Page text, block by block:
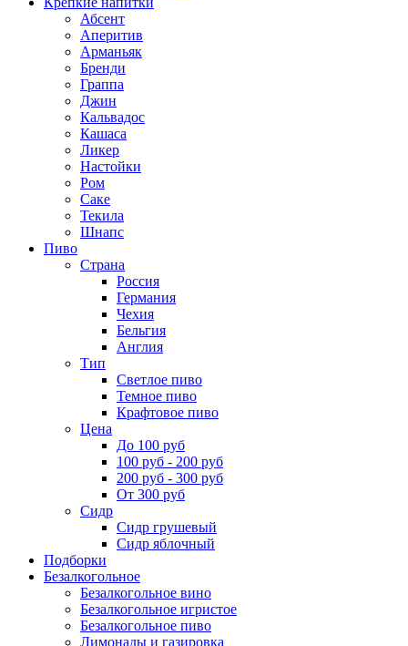
Абсент
Аперитив
Арманьяк
Бренди
Граппа
Джин
Кальвадос
Кашаса
Ликер
Настойки
Ром
Саке
Текила
Шнапс
Пиво
Страна
Россия
Германия
Чехия
Бельгия
Англия
Тип
Светлое пиво
Темное пиво
Крафтовое пиво
Цена
До 100 руб
100 руб - 200 руб
200 руб - 300 руб
От 300 руб
Сидр
Сидр грушевый
Сидр яблочный
Подборки
Безалкогольное
Безалкогольное вино
Безалкогольное игристое
Безалкогольное пиво
Лимонады и газировка